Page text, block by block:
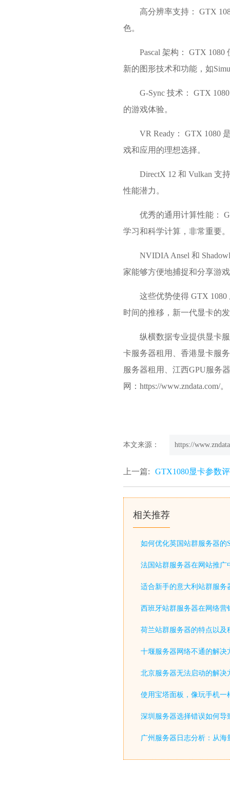
高分辨率支持： GTX
色。
Pascal 架构： GTX
新的图形技术和功能，如
G-Sync 技术： GTX
的游戏体验。
VR Ready： GTX 1080
戏和应用的理想选择。
DirectX 12 和 Vulkan 支
性能潜力。
优秀的通用计算性能：
学习和科学计算，非常重要。
NVIDIA Ansel 和
家能够方便地捕捉和分享游
这些优势使得 GTX
时间的推移，新一代显卡的
纵横数据专业提供显卡
卡服务器租用、香港显卡服
服务器租用、江西GPU服务
网：https://www.zndata.com/。
本文来源： https://
上一篇: GTX1080显卡参数
相关推荐
如何优化英国站群服务器的
法国站群服务器在网站推广
适合新手的意大利站群服务
西班牙站群服务器在网络营
荷兰站群服务器的特点以及
十堰服务器网络不通的解决
北京服务器无法启动的解决
使用宝塔面板，像玩手机一
深圳服务器选择错误如何导
广州服务器日志分析：从海